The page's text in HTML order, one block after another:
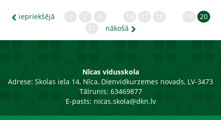
iepriekšējā 2 3 16 17 18 19
20
21
nākošā
Nīcas vidusskola
Adrese: Skolas iela 14, Nīca, Dienvidkurzemes novads, LV-3473
Tālrunis: 63469877
E-pasts: nicas.skola@dkn.lv